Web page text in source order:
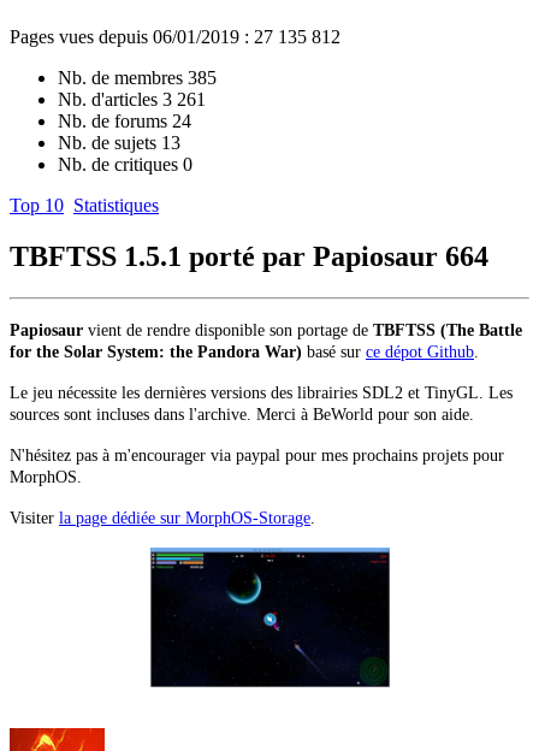
Pages vues depuis 06/01/2019 : 27 135 812
Nb. de membres 385
Nb. d'articles 3 261
Nb. de forums 24
Nb. de sujets 13
Nb. de critiques 0
Top 10 Statistiques
TBFTSS 1.5.1 porté par Papiosaur 664
Papiosaur vient de rendre disponible son portage de TBFTSS (The Battle
for the Solar System: the Pandora War) basé sur ce dépot Github
Le jeu nécessite les dernières versions des librairies SDL2 et TinyGL. Les
sources sont incluses dans l'archive. Merci à BeWorld pour son aide.
N'hésitez pas à m'encourager via paypal pour mes prochains projets pour
MorphOS.
Visiter la page dédiée sur MorphOS-Storage